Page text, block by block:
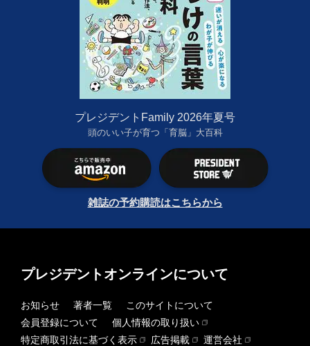
プレジデントFamily 2026年夏号
頭のいい子が育つ「育脳」大百科
雑誌の予約購読はこちらから
プレジデントオンラインについて
お知らせ 著者一覧
このサイトについて
会員登録について
個人情報の取り扱い
特定商取引法に基づく表示
広告掲載
運営会社